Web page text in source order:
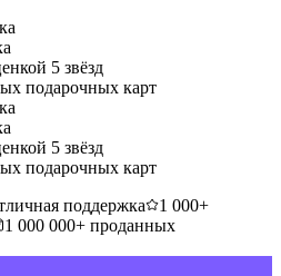
5 звёзд
подарочных карт
5 звёзд
подарочных карт
поддержка
1 000+
1 000 000+ проданных